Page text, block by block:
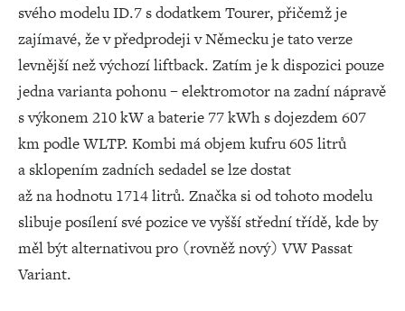
svého modelu ID.7 s dodatkem Tourer, přičemž je
zajímavé, že v předprodeji v Německu je tato verze
levnější než výchozí liftback. Zatím je k dispozici pouze
jedna varianta pohonu – elektromotor na zadní nápravě
s výkonem 210 kW a baterie 77 kWh s dojezdem 607
km podle WLTP. Kombi má objem kufru 605 litrů
a sklopením zadních sedadel se lze dostat
až na hodnotu 1714 litrů. Značka si od tohoto modelu
slibuje posílení své pozice ve vyšší střední třídě, kde by
měl být alternativou pro (rovněž nový) VW Passat
Variant.